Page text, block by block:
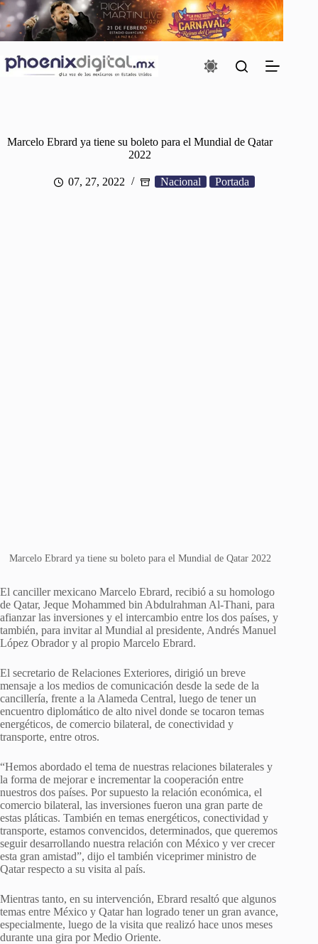
Saltar
al
contenido
Marcelo Ebrard ya tiene su boleto para el Mundial de Qatar
2022
07, 27, 2022 Nacional Portada
Marcelo Ebrard ya tiene su boleto para el Mundial de Qatar 2022
El canciller mexicano Marcelo Ebrard, recibió a su homologo
de Qatar, Jeque Mohammed bin Abdulrahman Al-Thani, para
afianzar las inversiones y el intercambio entre los dos países, y
también, para invitar al Mundial al presidente, Andrés Manuel
López Obrador y al propio Marcelo Ebrard.
El secretario de Relaciones Exteriores, dirigió un breve
mensaje a los medios de comunicación desde la sede de la
cancillería, frente a la Alameda Central, luego de tener un
encuentro diplomático de alto nivel donde se tocaron temas
energéticos, de comercio bilateral, de conectividad y
transporte, entre otros.
“Hemos abordado el tema de nuestras relaciones bilaterales y
la forma de mejorar e incrementar la cooperación entre
nuestros dos países. Por supuesto la relación económica, el
comercio bilateral, las inversiones fueron una gran parte de
estas pláticas. También en temas energéticos, conectividad y
transporte, estamos convencidos, determinados, que queremos
seguir desarrollando nuestra relación con México y ver crecer
esta gran amistad”, dijo el también viceprimer ministro de
Qatar respecto a su visita al país.
Mientras tanto, en su intervención, Ebrard resaltó que algunos
temas entre México y Qatar han logrado tener un gran avance,
especialmente, luego de la visita que realizó hace unos meses
durante una gira por Medio Oriente.